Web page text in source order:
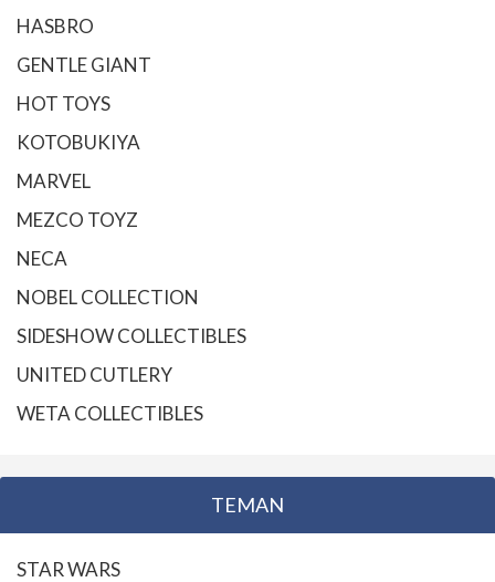
HASBRO
GENTLE GIANT
HOT TOYS
KOTOBUKIYA
MARVEL
MEZCO TOYZ
NECA
NOBEL COLLECTION
SIDESHOW COLLECTIBLES
UNITED CUTLERY
WETA COLLECTIBLES
TEMAN
STAR WARS